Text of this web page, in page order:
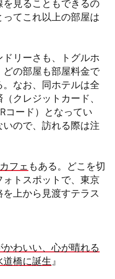
見ることもできるの
ってこれ以上の部屋は
リーさも、トグルホ
の部屋も部屋料金で
なお、同ホテルは全
クレジットカード、
コード）となってい
いので、訪れる際は注
カフェもある。どこを切
ォトスポットで、東京
を上から見渡すテラス
わいい、心が晴れる
道橋に誕生』